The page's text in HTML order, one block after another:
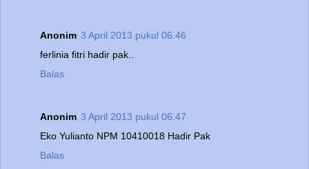
Anonim 3 April 2013 pukul 06.46
ferlinia fitri hadir pak..
Balas
Anonim 3 April 2013 pukul 06.47
Eko Yulianto NPM 10410018 Hadir Pak
Balas